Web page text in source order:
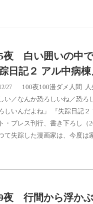
夜 白い囲いの中
踪日記２ アル中病棟
27 100夜100漫ダメ人間 人
い／なんか恐ろしいね／恐
しいんだよね」 『失踪日記２
・プレス刊行、書き下ろし
て失踪した漫画家は、今度は
夜 行間から浮か